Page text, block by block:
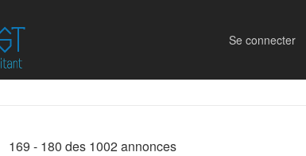
Se connecter
169 - 180 des 1002 annonces